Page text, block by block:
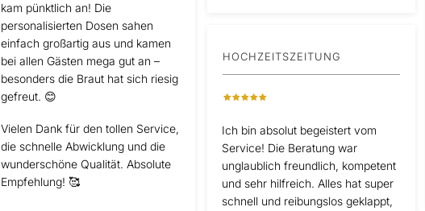
kam pünktlich an! Die
personalisierten Dosen sahen
einfach großartig aus und kamen
bei allen Gästen mega gut an –
besonders die Braut hat sich riesig
gefreut. 😊
Vielen Dank für den tollen Service,
die schnelle Abwicklung und die
wunderschöne Qualität. Absolute
Empfehlung! 🥰
HOCHZEITSZEITUNG
Ich bin absolut begeistert vom
Service! Die Beratung war
unglaublich freundlich, kompetent
und sehr hilfreich. Alles hat super
schnell und reibungslos geklappt,